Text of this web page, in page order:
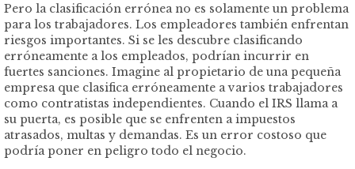
Pero la clasificación errónea no es solamente un problema
para los trabajadores. Los empleadores también enfrentan
riesgos importantes. Si se les descubre clasificando
erróneamente a los empleados, podrían incurrir en
fuertes sanciones. Imagine al propietario de una pequeña
empresa que clasifica erróneamente a varios trabajadores
como contratistas independientes. Cuando el IRS llama a
su puerta, es posible que se enfrenten a impuestos
atrasados, multas y demandas. Es un error costoso que
podría poner en peligro todo el negocio.